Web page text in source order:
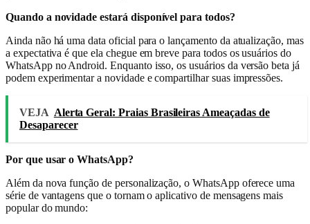
Quando a novidade estará disponível para todos?
Ainda não há uma data oficial para o lançamento da atualização, mas
a expectativa é que ela chegue em breve para todos os usuários do
WhatsApp no Android. Enquanto isso, os usuários da versão beta já
podem experimentar a novidade e compartilhar suas impressões.
VEJA Alerta Geral: Praias Brasileiras Ameaçadas de
Desaparecer
Por que usar o WhatsApp?
Além da nova função de personalização, o WhatsApp oferece uma
série de vantagens que o tornam o aplicativo de mensagens mais
popular do mundo: